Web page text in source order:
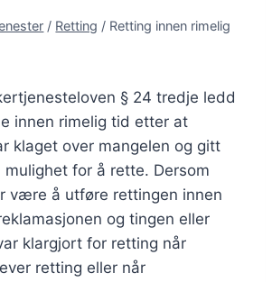
/ Retting / Retting innen rimelig
§ 24 tredje ledd
innen rimelig tid etter at
klaget over mangelen og gitt
for å rette. Dersom
være å utføre rettingen innen
og tingen eller
klargjort for retting når
retting eller når